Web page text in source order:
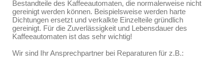
Bestandteile des Kaffeeautomaten, die normalerweise nicht
gereinigt werden können. Beispielsweise werden harte
Dichtungen ersetzt und verkalkte Einzelteile gründlich
gereinigt. Für die Zuverlässigkeit und Lebensdauer des
Kaffeeautomaten ist das sehr wichtig!
Wir sind Ihr Ansprechpartner bei Reparaturen für z.B.: